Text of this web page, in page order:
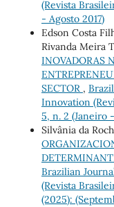
(Revista
- Agosto 2017)
Edson Costa
Rivanda Meira
INOVADORAS
SECTOR ,
Innovation
5, n. 2 (Janeiro
Silvânia da
Brazilian
(Revista
(2025):